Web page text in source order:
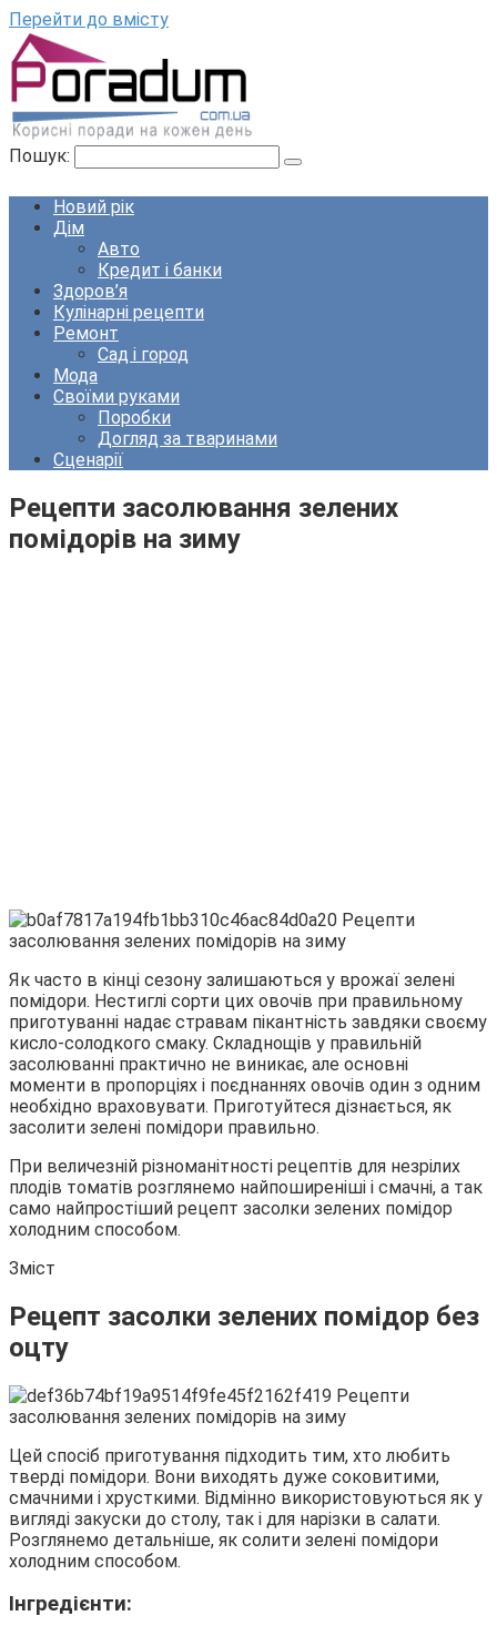
Перейти до вмісту
Пошук:
Новий рік
Дім
Авто
Кредит і банки
Здоров’я
Кулінарні рецепти
Ремонт
Сад і город
Мода
Своїми руками
Поробки
Догляд за тваринами
Сценарії
Рецепти засолювання зелених
помідорів на зиму
Як часто в кінці сезону залишаються у врожаї зелені
помідори. Нестиглі сорти цих овочів при правильному
приготуванні надає стравам пікантність завдяки своєму
кисло-солодкого смаку. Складнощів у правильній
засолюванні практично не виникає, але основні
моменти в пропорціях і поєднаннях овочів один з одним
необхідно враховувати. Приготуйтеся дізнається, як
засолити зелені помідори правильно.
При величезній різноманітності рецептів для незрілих
плодів томатів розглянемо найпоширеніші і смачні, а так
само найпростіший рецепт засолки зелених помідор
холодним способом.
Зміст
Рецепт засолки зелених помідор без
оцту
Цей спосіб приготування підходить тим, хто любить
тверді помідори. Вони виходять дуже соковитими,
смачними і хрусткими. Відмінно використовуються як у
вигляді закуски до столу, так і для нарізки в салати.
Розглянемо детальніше, як солити зелені помідори
холодним способом.
Інгредієнти: